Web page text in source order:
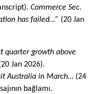
Commerce Sec.
has failed…” (20 Jan
quarter growth above
Jan 2026).
Australia in March… (24
bağlamı.